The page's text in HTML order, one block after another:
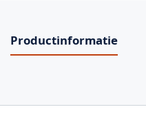
Productinformatie